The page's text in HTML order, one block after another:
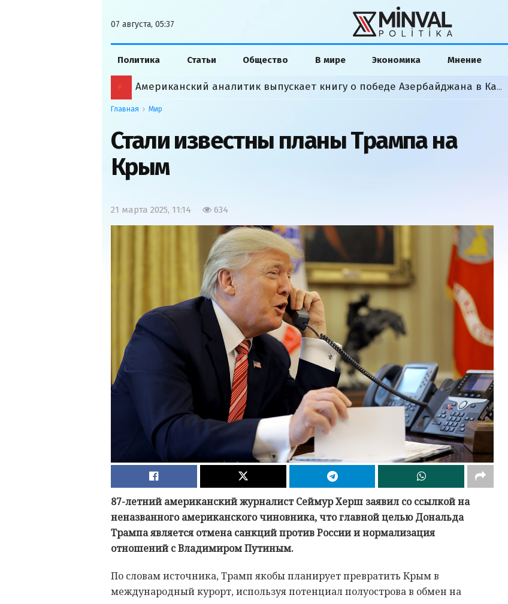
07 августа, 05:37
Политика Статьи Общество В мире Экономика Мнение
Американский аналитик выпускает книгу о победе Азербайджана в Карабахской войне
Главная Мир
Стали известны планы Трампа на
Крым
21 марта 2025, 11:14 634
87-летний американский журналист Сеймур Херш заявил со ссылкой на
неназванного американского чиновника, что главной целью Дональда
Трампа является отмена санкций против России и нормализация
отношений с Владимиром Путиным.
По словам источника, Трамп якобы планирует превратить Крым в
международный курорт, используя потенциал полуострова в обмен на